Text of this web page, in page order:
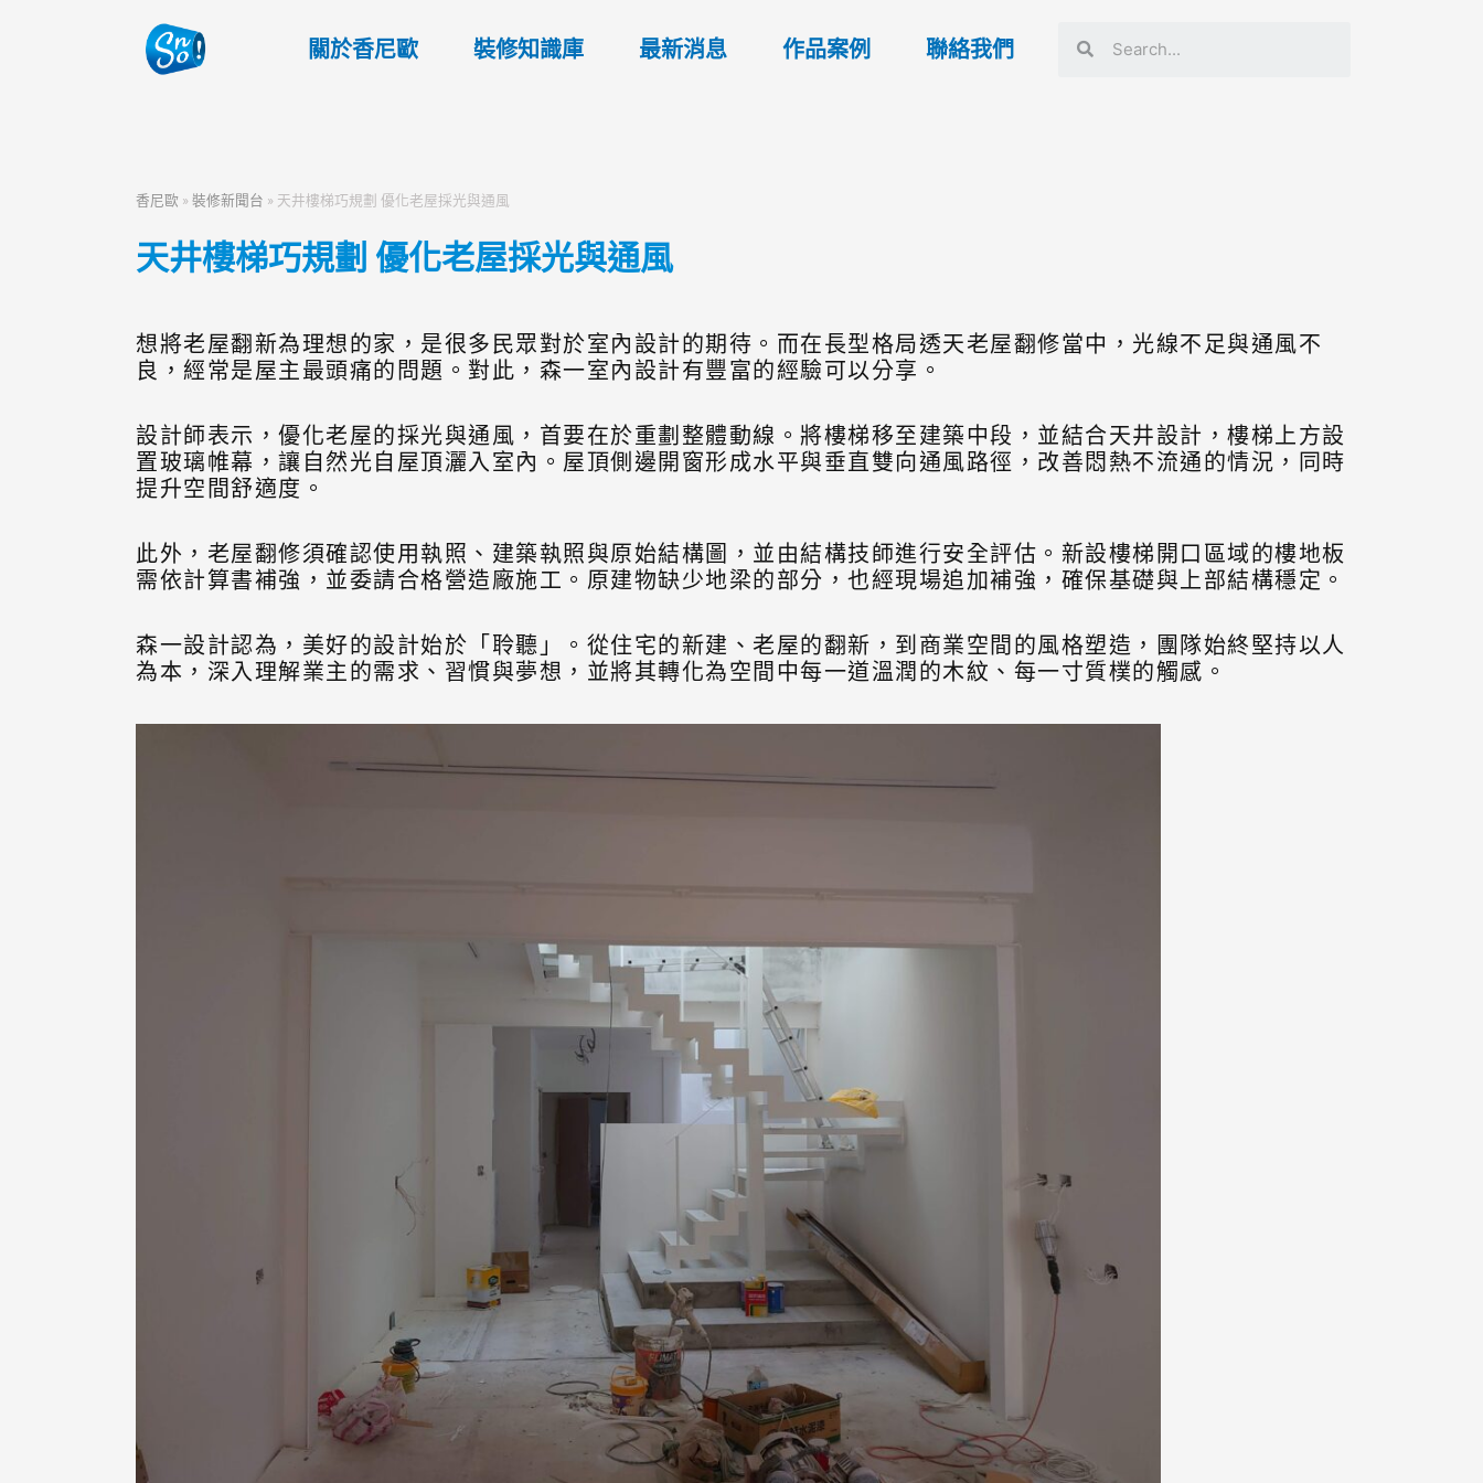
關於香尼歐 裝修知識庫 最新消息 作品案例 聯絡我們
香尼歐 »裝修新聞台 » 天井樓梯巧規劃 優化老屋採光與通風
天井樓梯巧規劃 優化老屋採光與通風
想將老屋翻新為理想的家，是很多民眾對於室內設計的期待。而在長型格局透天老屋翻修當中，光線不足與通風不
良，經常是屋主最頭痛的問題。對此，森一室內設計有豐富的經驗可以分享。
設計師表示，優化老屋的採光與通風，首要在於重劃整體動線。將樓梯移至建築中段，並結合天井設計，樓梯上方設
置玻璃帷幕，讓自然光自屋頂灑入室內。屋頂側邊開窗形成水平與垂直雙向通風路徑，改善悶熱不流通的情況，同時
提升空間舒適度。
此外，老屋翻修須確認使用執照、建築執照與原始結構圖，並由結構技師進行安全評估。新設樓梯開口區域的樓地板
需依計算書補強，並委請合格營造廠施工。原建物缺少地梁的部分，也經現場追加補強，確保基礎與上部結構穩定。
森一設計認為，美好的設計始於「聆聽」。從住宅的新建、老屋的翻新，到商業空間的風格塑造，團隊始終堅持以人
為本，深入理解業主的需求、習慣與夢想，並將其轉化為空間中每一道溫潤的木紋、每一寸質樸的觸感。